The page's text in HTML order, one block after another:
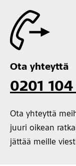
Ota yhteyttä
0201
Ota yhteyttä
juuri oikean
jättää meille